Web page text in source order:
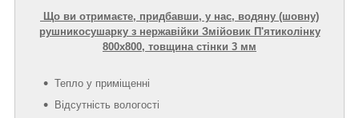
Що ви отримаєте, придбавши, у нас, водяну (шовну)
рушникосушарку з нержавійки Змійовик П'ятиколінку
800х800, товщина стінки 3 мм
Тепло у приміщенні
Відсутність вологості